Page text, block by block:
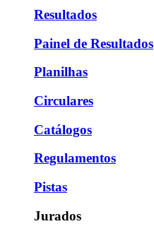
Resultados
Painel de Resultados
Planilhas
Circulares
Catálogos
Regulamentos
Pistas
Jurados